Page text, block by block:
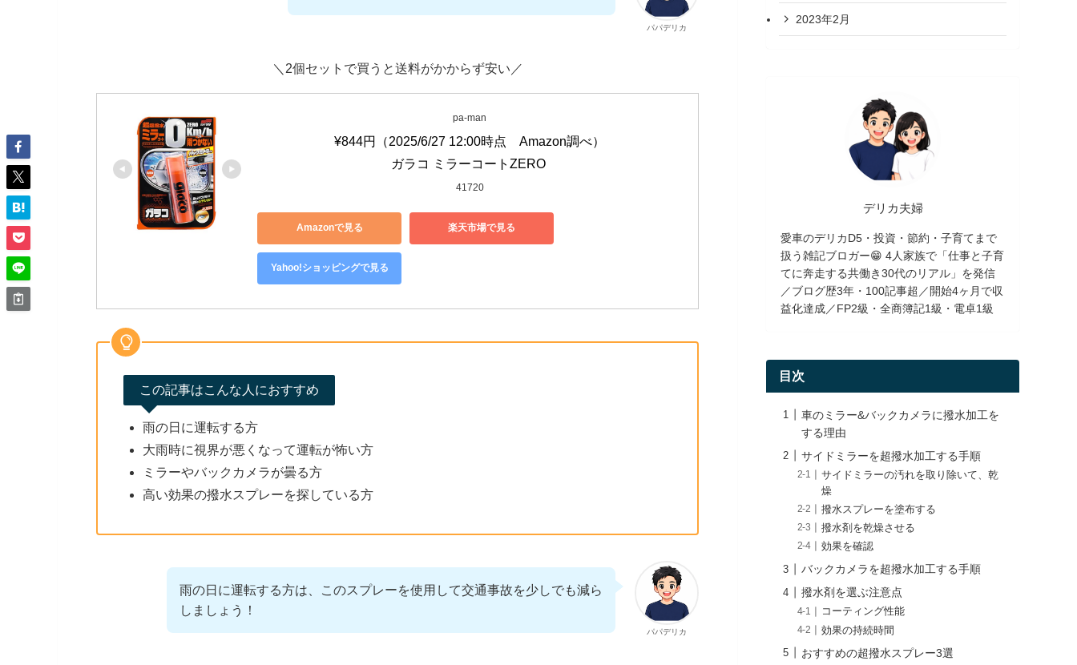
パパデリカ
＼2個セットで買うと送料がかからず安い／
pa-man
¥844円（2025/6/27 12:00時点　Amazon調べ）
ガラコ ミラーコートZERO
41720
Amazonで見る 楽天市場で見る
Yahoo!ショッピングで見る
この記事はこんな人におすすめ
雨の日に運転する方
大雨時に視界が悪くなって運転が怖い方
ミラーやバックカメラが曇る方
高い効果の撥水スプレーを探している方
パパデリカ
雨の日に運転する方は、このスプレーを使用して交通事故を少しでも減ら
しましょう！
2023年2月
デリカ夫婦
愛車のデリカD5・投資・節約・子育てまで
扱う雑記ブロガー😁 4人家族で「仕事と子育
てに奔走する共働き30代のリアル」を発信
／ブログ歴3年・100記事超／開始4ヶ月で収
益化達成／FP2級・全商簿記1級・電卓1級
目次
車のミラー&バックカメラに撥水加工を
する理由
サイドミラーを超撥水加工する手順
サイドミラーの汚れを取り除いて、乾
燥
撥水スプレーを塗布する
撥水剤を乾燥させる
効果を確認
バックカメラを超撥水加工する手順
撥水剤を選ぶ注意点
コーティング性能
効果の持続時間
おすすめの超撥水スプレー3選